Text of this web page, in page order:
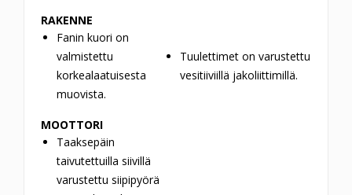
RAKENNE
Fanin kuori on
valmistettu
korkealaatuisesta
muovista.
Tuulettimet on varustettu
vesitiiviillä jakoliittimillä.
MOOTTORI
Taaksepäin
taivutettuilla siivillä
varustettu siipipyörä